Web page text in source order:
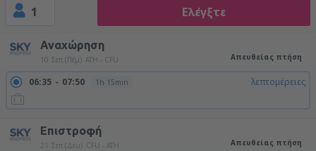
1 Ελέγξτε
Αναχώρηση
10 Σεπ (Πέμ) ATH - CFU Απευθείας πτήση
06:35 07:50 1h 15min λεπτομέρειες
Επιστροφή
21 Σεπ (Δευ) CFU - ATH Απευθείας πτήση